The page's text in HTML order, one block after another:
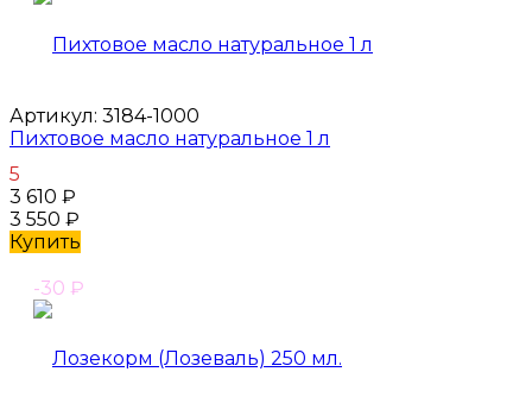
Артикул: 3184-1000
Пихтовое масло натуральное 1 л
5
3 610 ₽
3 550 ₽
Купить
-30 ₽